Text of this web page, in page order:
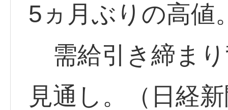
5ヵ月ぶりの高値
需給引き締ま
見通し。（日経